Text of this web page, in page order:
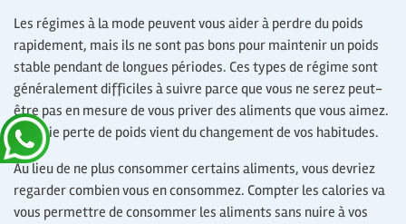
Les régimes à la mode peuvent vous aider à perdre du poids
rapidement, mais ils ne sont pas bons pour maintenir un poids
stable pendant de longues périodes. Ces types de régime sont
généralement difficiles à suivre parce que vous ne serez peut-
être pas en mesure de vous priver des aliments que vous aimez.
La vraie perte de poids vient du changement de vos habitudes.
Au lieu de ne plus consommer certains aliments, vous devriez
regarder combien vous en consommez. Compter les calories va
vous permettre de consommer les aliments sans nuire à vos